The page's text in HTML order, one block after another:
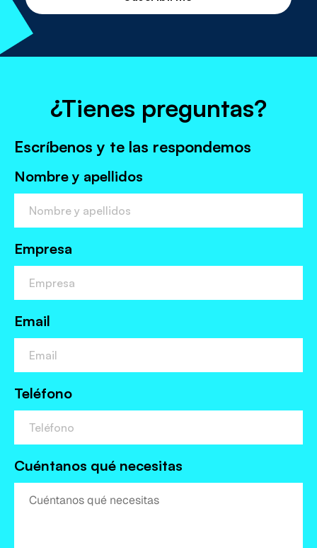
la
política
de
protección
¿Tienes preguntas?
Escríbenos y te las respondemos
Nombre y apellidos
Empresa
Email
Teléfono
Cuéntanos qué necesitas